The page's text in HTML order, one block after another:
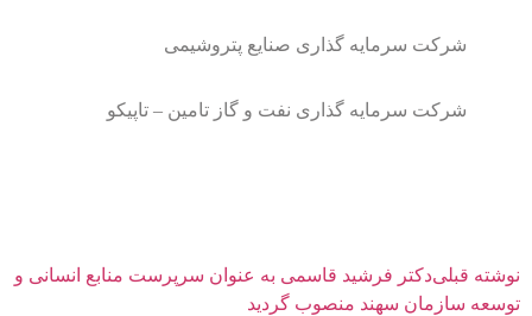
شرکت سرمایه گذاری صنایع پتروشیمی
شرکت سرمایه گذاری نفت و گاز تامین – تاپیکو
نوشته قبلی‌دکتر فرشید قاسمی به عنوان سرپرست منابع انسانی و
توسعه سازمان سهند منصوب گردید